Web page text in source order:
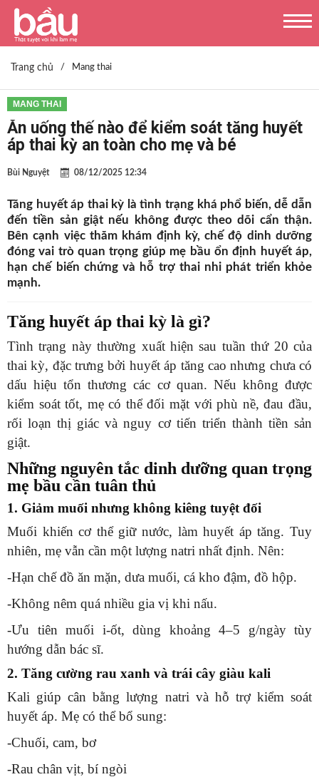
Trang chủ / Mang thai
MANG THAI
Ăn uống thế nào để kiểm soát tăng huyết
áp thai kỳ an toàn cho mẹ và bé
Bùi Nguyệt 08/12/2025 12:34
Tăng huyết áp thai kỳ là tình trạng khá phổ biến, dễ dẫn
đến tiền sản giật nếu không được theo dõi cẩn thận.
Bên cạnh việc thăm khám định kỳ, chế độ dinh dưỡng
đóng vai trò quan trọng giúp mẹ bầu ổn định huyết áp,
hạn chế biến chứng và hỗ trợ thai nhi phát triển khỏe
mạnh.
Tăng huyết áp thai kỳ là gì?
Tình trạng này thường xuất hiện sau tuần thứ 20 của
thai kỳ, đặc trưng bởi huyết áp tăng cao nhưng chưa có
dấu hiệu tổn thương các cơ quan. Nếu không được
kiểm soát tốt, mẹ có thể đối mặt với phù nề, đau đầu,
rối loạn thị giác và nguy cơ tiến triển thành tiền sản
giật.
Những nguyên tắc dinh dưỡng quan trọng
mẹ bầu cần tuân thủ
1. Giảm muối nhưng không kiêng tuyệt đối
Muối khiến cơ thể giữ nước, làm huyết áp tăng. Tuy
nhiên, mẹ vẫn cần một lượng natri nhất định. Nên:
-Hạn chế đồ ăn mặn, dưa muối, cá kho đậm, đồ hộp.
-Không nêm quá nhiều gia vị khi nấu.
-Ưu tiên muối i-ốt, dùng khoảng 4–5 g/ngày tùy
hướng dẫn bác sĩ.
2. Tăng cường rau xanh và trái cây giàu kali
Kali giúp cân bằng lượng natri và hỗ trợ kiểm soát
huyết áp. Mẹ có thể bổ sung:
-Chuối, cam, bơ
-Rau chân vịt, bí ngòi